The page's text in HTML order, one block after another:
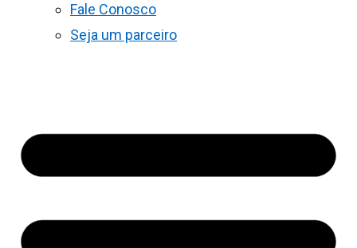
Fale Conosco
Seja um parceiro